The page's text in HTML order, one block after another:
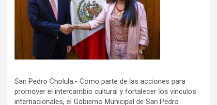
San Pedro Cholula.- Como parte de las acciones para
promover el intercambio cultural y fortalecer los vínculos
internacionales, el Gobierno Municipal de San Pedro